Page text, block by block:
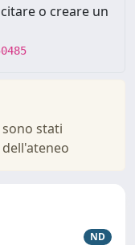
o creare un
stati
ND